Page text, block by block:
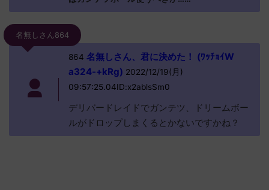
名無しさん864
864 名無しさん、君に決めた！ (ﾜｯﾁｮｲW
a324-+kRg) 2022/12/19(月)
09:57:25.04ID:x2ablsSm0
デリバードレイドでガンテツ、ドリームボー
ルがドロップしまくるとかないですかね？